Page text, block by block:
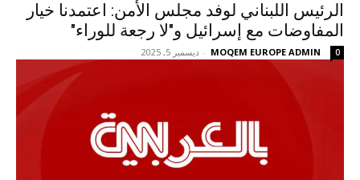
الرئيس اللبناني لوفد مجلس الأمن: اعتمدنا خيار
المفاوضات مع إسرائيل و"لا رجعة للوراء"
MOQEM EUROPE ADMIN
- ديسمبر 5, 2025 0